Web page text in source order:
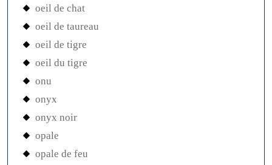
oeil de chat
oeil de taureau
oeil de tigre
oeil du tigre
onu
onyx
onyx noir
opale
opale de feu